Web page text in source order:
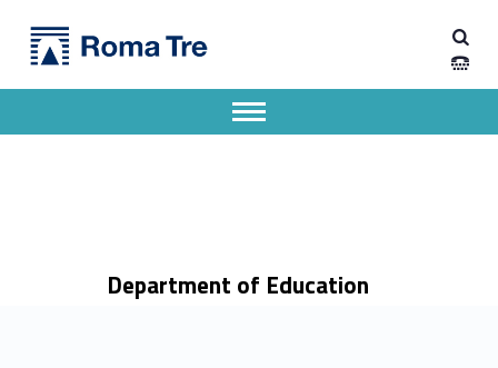
Seminario Marketing per le imprese musicali: LA MUSICA NELL'ERA DEI SOCIAL: TRA FISICO E DIGITALE - Dipartimento di Scienze della Formazione
Dipartimento di Scienze della Formazione dell'Università degli Studi Roma Tre
Department of Education
Apri il menu secondario
Header info sidebar